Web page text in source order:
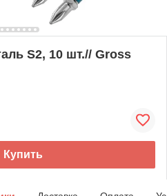
S2, 10 шт.// Gross
Купить